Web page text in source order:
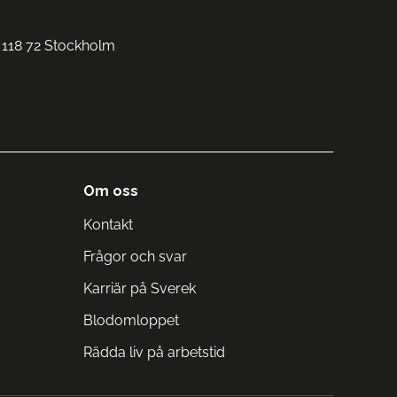
72 Stockholm
Om oss
Kontakt
Frågor och svar
Karriär på Sverek
Blodomloppet
Rädda liv på arbetstid